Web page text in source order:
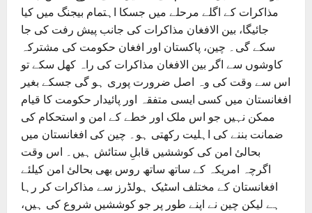
مذاکرات کے اگلے مرحلے میں جسکا اہتمام بیجنگ میں کیا
جائیگا، بین الافغان مذاکرات کی جانب پیش رفت کی جا
سکے گی۔ چین، پاکستان اور افغان حکومت کی مشترکہ
کاوشوں سے اگر بین الافغان مذاکرات کی راہ کھل سکے تو
اس سے وقت کی وہ اصل ضرورت پوری ہو گی جسکے بغیر
افغانستان میں کسی ایسی متفقہ اور پائیدار حکومت کا قیام
ممکن نہیں جو اس ملک اور خطے کے امن و استحکام کی
ضمانت بننے کی اہلیت رکھتی ہو۔ چین کی افغانستان میں
بحالیٔ امن کی کوششیں قابلِ ستائش ہیں۔ اس وقت
اگرچہ امریکہ کے ساتھ ساتھ روس بھی بحالیٔ امن کیلئے
افغانستان کے مختلف اسٹیک ہولڈرز سے مذاکرات کر رہا
ہے لیکن چین نے اپنے طور پر جو کوششیں شروع کی ہیں،